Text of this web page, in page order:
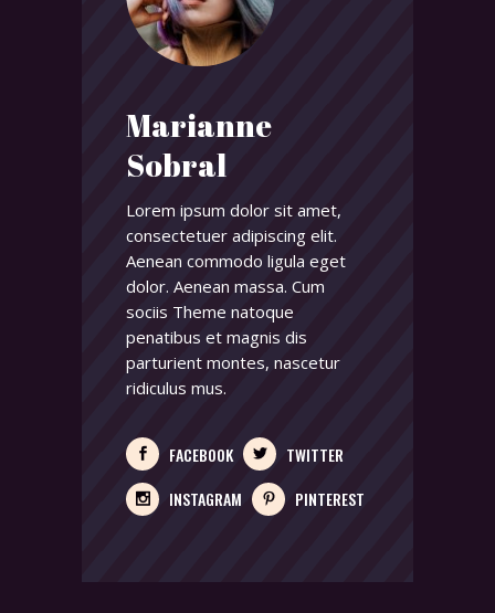
Marianne
Sobral
Lorem ipsum dolor sit amet,
consectetuer adipiscing elit.
Aenean commodo ligula eget
dolor. Aenean massa. Cum
sociis Theme natoque
penatibus et magnis dis
parturient montes, nascetur
ridiculus mus.
FACEBOOK
TWITTER
INSTAGRAM
PINTEREST